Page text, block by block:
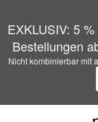
EXKLUSIV: 5
Bestellungen
Nicht kombinierbar mit